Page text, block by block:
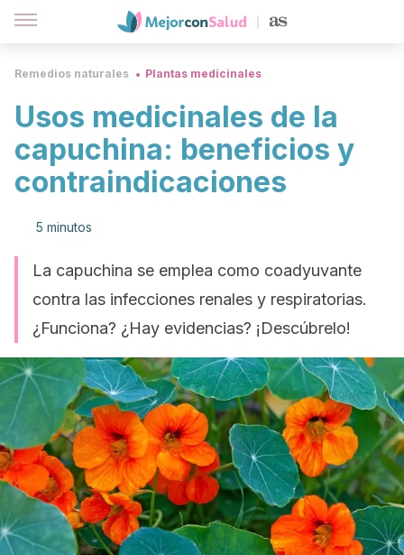
Remedios naturales Plantas medicinales
Usos medicinales de la
capuchina: beneficios y
contraindicaciones
5 minutos
La capuchina se emplea como coadyuvante
contra las infecciones renales y respiratorias.
¿Funciona? ¿Hay evidencias? ¡Descúbrelo!